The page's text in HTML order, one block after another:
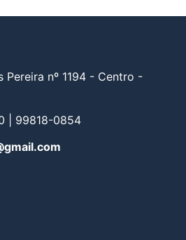
Pereira nº 1194 - Centro -
| 99818-0854